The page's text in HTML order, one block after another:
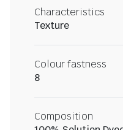
Characteristics
Texture
Colour fastness
8
Composition